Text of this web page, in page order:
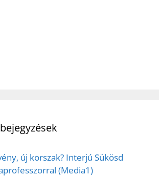
új korszak? Interjú Sükösd
(Media1)